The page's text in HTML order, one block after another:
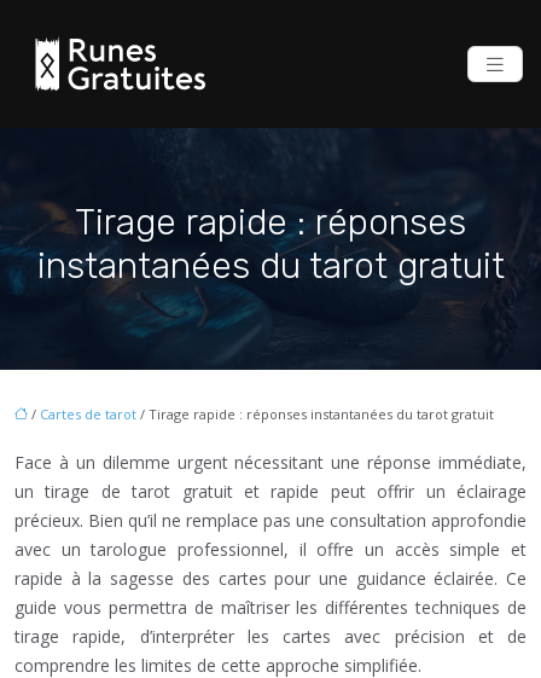
Tirage rapide : réponses
instantanées du tarot gratuit
/ Cartes de tarot / Tirage rapide : réponses instantanées du tarot gratuit
Face à un dilemme urgent nécessitant une réponse immédiate,
un tirage de tarot gratuit et rapide peut offrir un éclairage
précieux. Bien qu’il ne remplace pas une consultation approfondie
avec un tarologue professionnel, il offre un accès simple et
rapide à la sagesse des cartes pour une guidance éclairée. Ce
guide vous permettra de maîtriser les différentes techniques de
tirage rapide, d’interpréter les cartes avec précision et de
comprendre les limites de cette approche simplifiée.